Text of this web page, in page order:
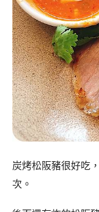
炭烤松阪豬很好吃
次。